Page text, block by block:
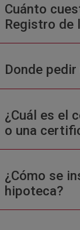
Cuánto
Registro de
Donde
¿Cuál es el
o una
¿Cómo se
hipoteca?